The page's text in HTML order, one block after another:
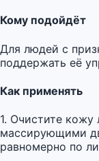
Кому подойдёт
Для людей с
поддержать её
Как применять
1. Очистите кожу
массирующими
равномерно по